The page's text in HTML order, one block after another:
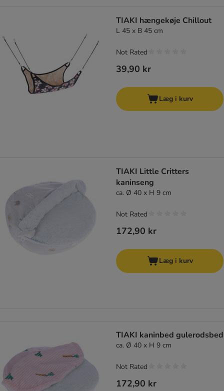
TIAKI hængekøje Chillout
L 45 x B 45 cm
39,90 kr
Not Rated
Læg i kurv
TIAKI Little Critters
kaninseng
ca. Ø 40 x H 9 cm
172,90 kr
Not Rated
Læg i kurv
TIAKI kaninbed gulerodsbed
ca. Ø 40 x H 9 cm
172,90 kr
Not Rated